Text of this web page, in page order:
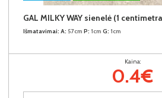
Išmatavimai: A: 57cm P: 1cm G: 1cm
Kaina:
0.4€